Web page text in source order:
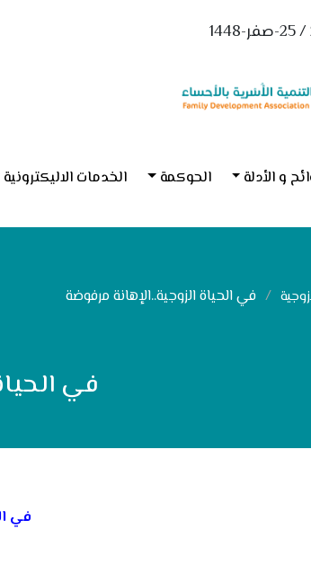
و الأدلة الحوكمة الخدمات الاليكترونية
في الحياة الزوجية..الإهانة مرفوضة
في
في